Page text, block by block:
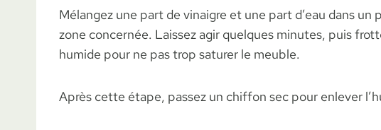
Mélangez une part de vinaigre et une part d’eau dans
zone concernée. Laissez agir quelques minutes, puis
humide pour ne pas trop saturer le meuble.
Après cette étape, passez un chiffon sec pour enlever